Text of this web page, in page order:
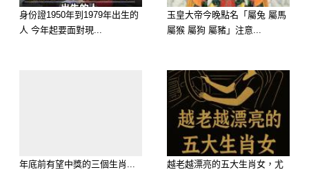
的元神會吸引遠方財氣，發生「財門大
開、金銀財寶連夜進家門」的大事。
大師解析：「妳一整潔，財路就通」。
屬雞的朋友近期買彩票，可以挑選由
「女性長輩或主管」推薦的店面，或者
跟著身邊的貴人一起合資，極易發生
「合局引財、意外中大獎」的神蹟！
身份證1950年到1979年出生的
人 今年起要面對現...
玉皇大帝今晚點名「屬兔 屬馬
屬猴 屬狗 屬豬」注意...
年底前有望中獎的三個生肖...
越老越漂亮的五大生肖女，尤